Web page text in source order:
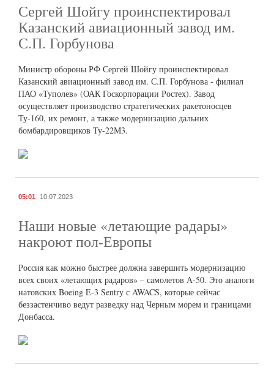
Сергей Шойгу проинспектировал
Казанский авиационный завод им.
С.П. Горбунова
Министр обороны РФ Сергей Шойгу проинспектировал
Казанский авиационный завод им. С.П. Горбунова - филиал
ПАО «Туполев» (ОАК Госкорпорации Ростех). Завод
осуществляет производство стратегических ракетоносцев
Ту-160, их ремонт, а также модернизацию дальних
бомбардировщиков Ту-22М3.
05:01 10.07.2023
Наши новые «летающие радары»
накроют пол-Европы
Россия как можно быстрее должна завершить модернизацию
всех своих «летающих радаров» – самолетов А-50. Это аналоги
натовских Boeing E-3 Sentry с AWACS, которые сейчас
беззастенчиво ведут разведку над Черным морем и границами
Донбасса.